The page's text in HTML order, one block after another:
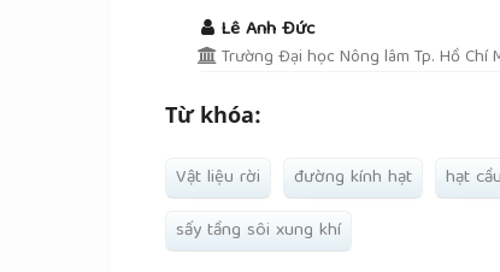
Lê Anh Đức
Trường Đại học Nông lâm Tp. Hồ Chí
Từ khóa:
Vật liệu rời đường kính hạt hạt cầu
sấy tầng sôi xung khí